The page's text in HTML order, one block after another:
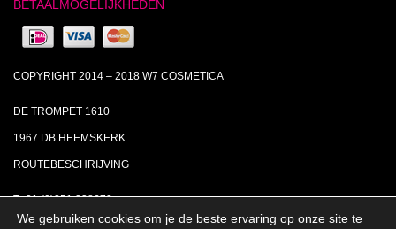
BETAALMOGELIJKHEDEN
COPYRIGHT 2014 – 2018 W7 COSMETICA
DE TROMPET 1610
1967 DB HEEMSKERK
ROUTEBESCHRIJVING
T+31 (0)251 238673
MA | DI | DO VAN 09:00 – 17:00
We gebruiken cookies om je de beste ervaring op onze site te